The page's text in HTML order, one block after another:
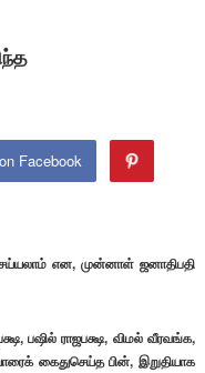
Facebook
என, முன்னாள் ஜனாதிபதி
பஷில் ராஜபக்ஷ, விமல் வீரவங்க,
கைதுசெய்த பின், இறுதியாக